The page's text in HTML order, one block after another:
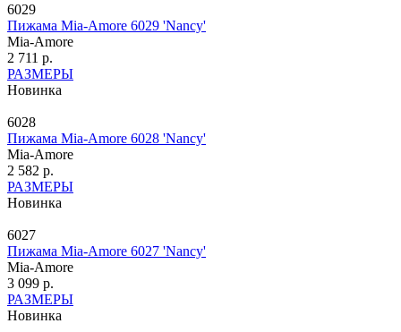
6029
Пижама Mia-Amore 6029 'Nancy'
Mia-Amore
2 711 р.
РАЗМЕРЫ
Новинка
6028
Пижама Mia-Amore 6028 'Nancy'
Mia-Amore
2 582 р.
РАЗМЕРЫ
Новинка
6027
Пижама Mia-Amore 6027 'Nancy'
Mia-Amore
3 099 р.
РАЗМЕРЫ
Новинка